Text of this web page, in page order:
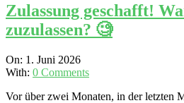
Zulassung geschafft!
zuzulassen? 🧐
2026-
06-
On: 1. Juni 2026
With: 0 Comments
Vor über zwei Monaten, in der letzten